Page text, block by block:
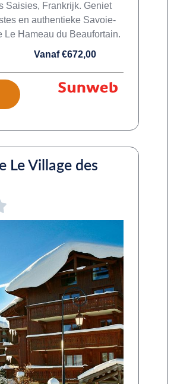
Saisies, Frankrijk. Geniet
en authentieke Savoie-
Hameau du Beaufortain.
Vanaf €672,00
Le Village des